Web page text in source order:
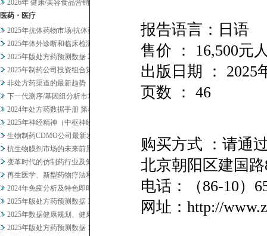
2026年 健康/美容食品营销...
医药・医疗
2025年抗体药物市场/抗体药...
2025年体外诊断和临床检测市...
2025年版处方药预测数据 2
2025年制药公司投资组合策略...
非处方药渠道的最新趋势
下一代测序/基因组分析市场20...
2024年处方药数据手册 第4...
2025年神经精神（中枢神经系...
生物制药CDMO公司最新发展趋...
抗生物膜剂市场的未来前景
变革时代的仿制药行业及知名企业...
再生医学、新型药物疗法和药物研...
2024年免疫分析及特色即时检...
2025年版处方药预测数据 3
2025年数据健康规划、健康管...
2025年版处方药预测数据 1
报告语言：日语
售价 ： 16,500元
出版日期 ： 2025
页数 ： 46
购买方式 ：请通
北京朝阳区建国
电话：（86-
网址：http://